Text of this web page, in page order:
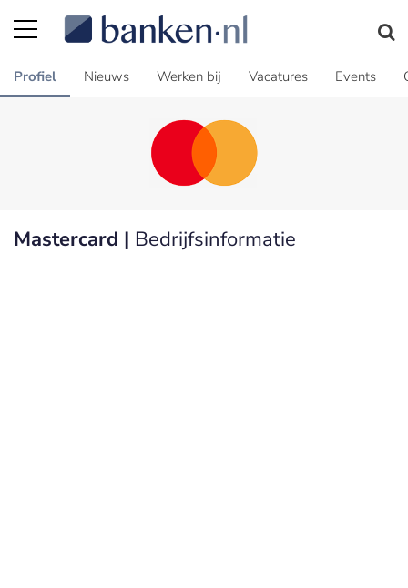
Profiel Nieuws Werken bij Vacatures Events
Mastercard | Bedrijfsinformatie